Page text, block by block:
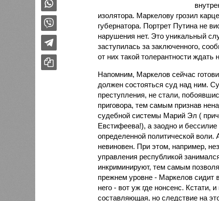
изолятора. Маркелову грозил
губернатора. Портрет Путина не
нарушения нет. Это уникальный
заступилась за заключенного,
от них такой толерантности ждать
Напомним, Маркелов сейчас
должен состояться суд над ним.
преступления, не стали,
приговора, тем самым признав
судебной системы Марий Эл (
Евстифеева!), а заодно и
определенной политической воли.
невиновен. При этом, например,
управления республикой
инкриминируют, тем самым
прежнем уровне - Маркелов сидит
него - вот уж где нонсенс. Кстати,
составляющая, но следствие на